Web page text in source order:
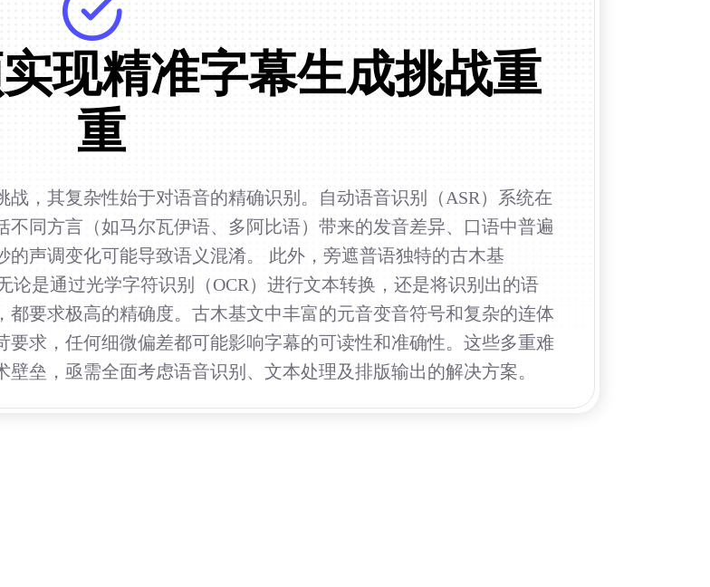
现精准字幕生成挑战重
重
，其复杂性始于对语音的精确识别。自动语音识别（ASR）系统在
同方言（如马尔瓦伊语、多阿比语）带来的发音差异、口语中普遍
声调变化可能导致语义混淆。 此外，旁遮普语独特的古木基
论是通过光学字符识别（OCR）进行文本转换，还是将识别出的语
要求极高的精确度。古木基文中丰富的元音变音符号和复杂的连体
求，任何细微偏差都可能影响字幕的可读性和准确性。这些多重难
垒，亟需全面考虑语音识别、文本处理及排版输出的解决方案。